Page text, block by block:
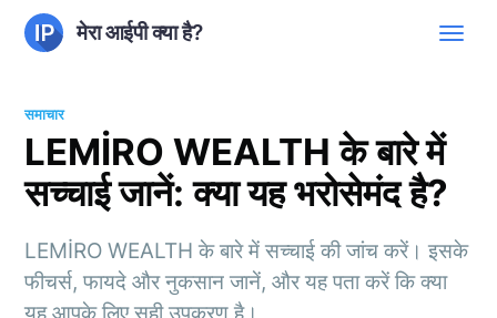
मेरा आईपी क्या है?
समाचार
LEMİRO WEALTH के बारे में
सच्चाई जानें: क्या यह भरोसेमंद है?
LEMİRO WEALTH के बारे में सच्चाई की जांच करें। इसके
फीचर्स, फायदे और नुकसान जानें, और यह पता करें कि क्या
यह आपके लिए सही उपकरण है।